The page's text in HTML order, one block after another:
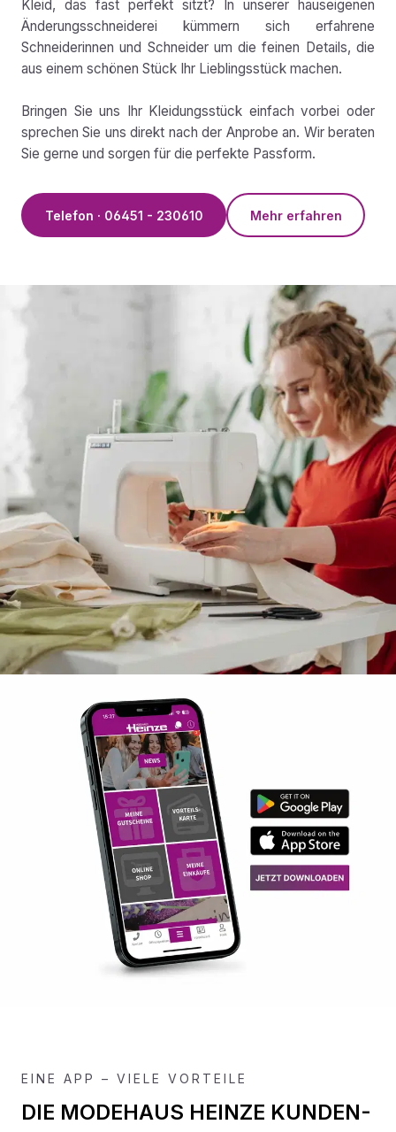
Kleid, das fast perfekt sitzt? In unserer hauseigenen
Änderungsschneiderei kümmern sich erfahrene
Schneiderinnen und Schneider um die feinen Details, die
aus einem schönen Stück Ihr Lieblingsstück machen.
Bringen Sie uns Ihr Kleidungsstück einfach vorbei oder
sprechen Sie uns direkt nach der Anprobe an. Wir beraten
Sie gerne und sorgen für die perfekte Passform.
Telefon · 06451 - 230610 Mehr erfahren
EINE APP – VIELE VORTEILE
DIE MODEHAUS HEINZE KUNDEN-